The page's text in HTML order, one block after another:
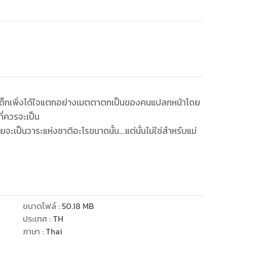
ด็กเพิ่งได้ใจแตกอย่างเมตตาตกเป็นของคนแปลกหน้าโดย
วรจะเป็น
ะเป็นวาระแห่งชาติอะไรขนาดนั้น...แต่นั่นไม่ใช่สำหรับแม่
ด็กช่างกร้านโลกโชกโชนอย่าง ‘หรรษา’ จะมาติดอก
ขนาดไฟล์: 50.18 MB
ประเทศ : TH
ภาษา : Thai